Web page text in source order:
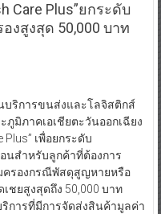
Care Plus”ยกระดับ
งสูงสุด 50,000 บาท
บริการขนส่งและโลจิสติกส์
มิภาคเอเชียตะวันออกเฉียง
Plus” เพื่อยกระดับ
สำหรับลูกค้าที่ต้องการ
ครองกรณีพัสดุสูญหายหรือ
ชยสูงสุดถึง 50,000 บาท
การที่มีการจัดส่งสินค้ามูลค่า